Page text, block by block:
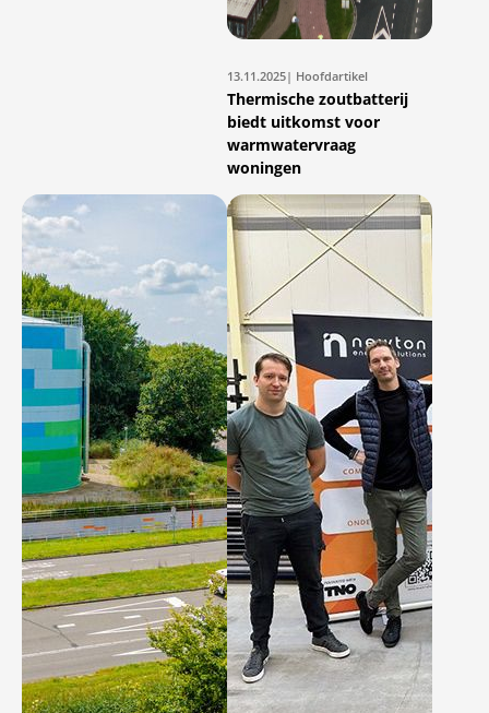
13.11.2025| Hoofdartikel
Thermische zoutbatterij
biedt uitkomst voor
warmwatervraag
woningen